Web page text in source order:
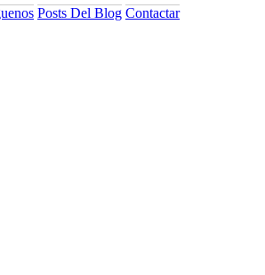
Posts Del Blog Contactar